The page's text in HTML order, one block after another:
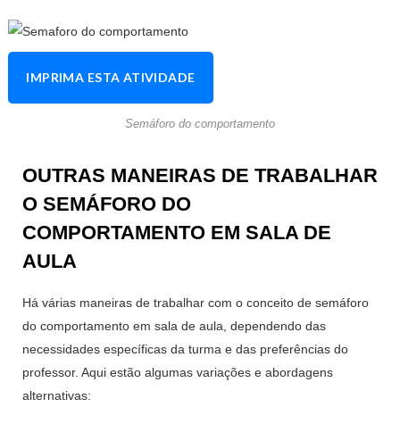
IMPRIMA ESTA ATIVIDADE
Semáforo do comportamento
OUTRAS MANEIRAS DE TRABALHAR
O SEMÁFORO DO
COMPORTAMENTO EM SALA DE
AULA
Há várias maneiras de trabalhar com o conceito de semáforo
do comportamento em sala de aula, dependendo das
necessidades específicas da turma e das preferências do
professor. Aqui estão algumas variações e abordagens
alternativas: